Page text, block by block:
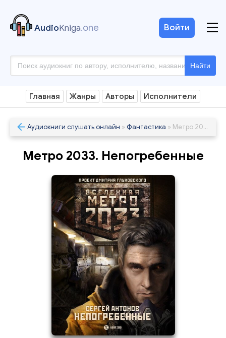
AudioKniga.one
Найти
Войти
Главная Жанры Авторы Исполнители
Аудиокниги слушать онлайн » Фантастика » Метро 2033. Непогребенные
Метро 2033. Непогребенные